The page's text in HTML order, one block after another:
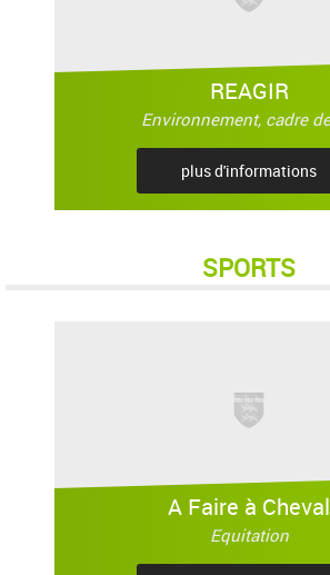
REAGIR
Environnement, cadre
plus d'informations
SPORTS
A Faire à Cheval
Equitation